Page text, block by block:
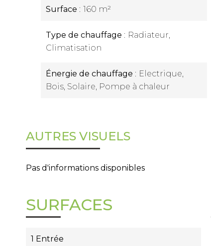
Surface 160 m²
Type de chauffage
Radiateur,
Climatisation
Énergie de chauffage
Electrique,
Bois, Solaire, Pompe à chaleur
AUTRES VISUELS
Pas d'informations disponibles
SURFACES
1 Entrée